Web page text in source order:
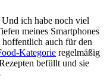
ich habe noch viel
meines Smartphones
auch für den
Kategorie regelmäßig
befüllt und sie